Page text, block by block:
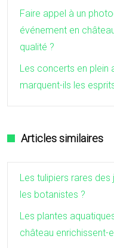
Faire appel à un
événement en
qualité ?
Les concerts en plein
marquent-ils les
Articles similaires
Les tulipiers rares
les botanistes ?
Les plantes
château enrichissent-